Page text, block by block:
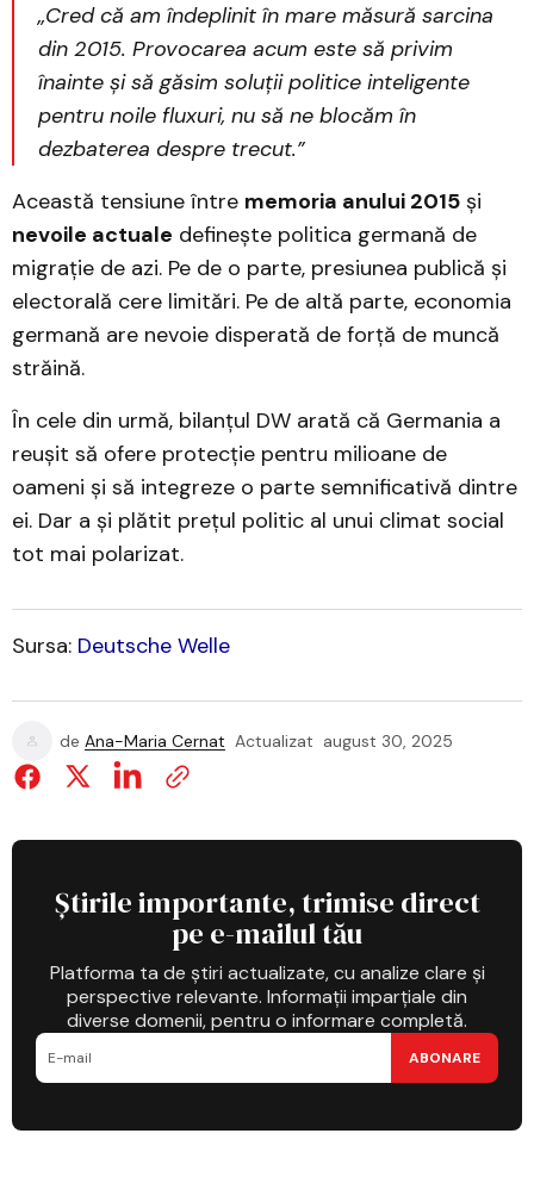
„Cred că am îndeplinit în mare măsură sarcina
din 2015. Provocarea acum este să privim
înainte și să găsim soluții politice inteligente
pentru noile fluxuri, nu să ne blocăm în
dezbaterea despre trecut.”
Această tensiune între memoria anului 2015 și
nevoile actuale definește politica germană de
migrație de azi. Pe de o parte, presiunea publică și
electorală cere limitări. Pe de altă parte, economia
germană are nevoie disperată de forță de muncă
străină.
În cele din urmă, bilanțul DW arată că Germania a
reușit să ofere protecție pentru milioane de
oameni și să integreze o parte semnificativă dintre
ei. Dar a și plătit prețul politic al unui climat social
tot mai polarizat.
Sursa: Deutsche Welle
de Ana-Maria Cernat Actualizat august 30, 2025
Știrile importante, trimise direct
pe e-mailul tău
Platforma ta de știri actualizate, cu analize clare și
perspective relevante. Informații imparțiale din
diverse domenii, pentru o informare completă.
ABONARE